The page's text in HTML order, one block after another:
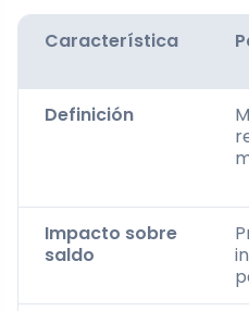
Característica
Definición
Impacto sobre
saldo